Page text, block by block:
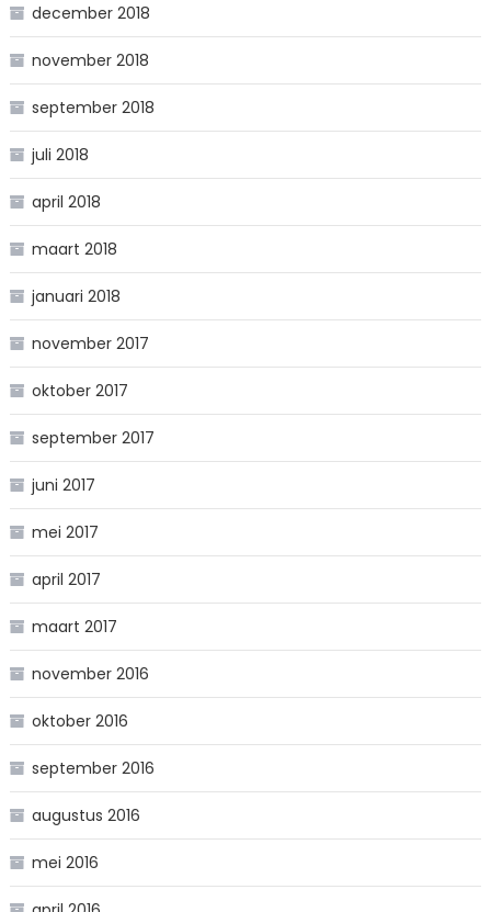
december 2018
november 2018
september 2018
juli 2018
april 2018
maart 2018
januari 2018
november 2017
oktober 2017
september 2017
juni 2017
mei 2017
april 2017
maart 2017
november 2016
oktober 2016
september 2016
augustus 2016
mei 2016